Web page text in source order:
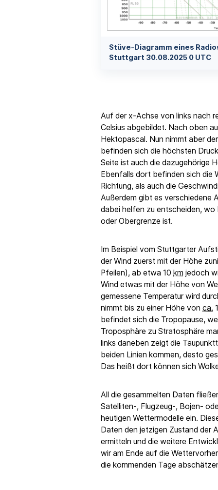
Stüve-Diagramm eines
Stuttgart 30.08.2025 0 UTC
Auf der x-Achse von links nach
Celsius abgebildet. Nach oben
Hektopascal. Nun nimmt aber
befinden sich die höchsten
Seite ist auch die dazugehörige
Ebenfalls dort befinden sich die
Richtung, als auch die
Außerdem gibt es verschiedene
dabei helfen zu entscheiden, wo
oder Obergrenze ist.
Im Beispiel vom Stuttgarter
der Wind zuerst mit der Höhe
Pfeilen), ab etwa 10 km jedoch
Wind etwas mit der Höhe von
gemessene Temperatur wird
nimmt bis zu einer Höhe von ca.
befindet sich die Tropopause,
Troposphäre zu Stratosphäre
links daneben zeigt die
beiden Linien kommen, desto
Das heißt dort können sich
All die gesammelten Daten
Satelliten-, Flugzeug-, Bojen-
heutigen Wettermodelle ein.
Daten den jetzigen Zustand der
ermitteln und die weitere
wir am Ende auf die
die kommenden Tage